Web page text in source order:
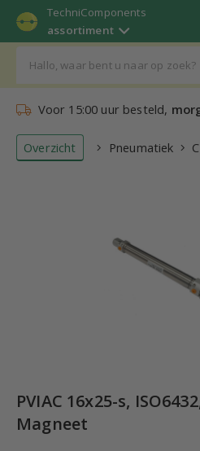
TechniComponents
assortiment
Voor 15:00 uur besteld,
Overzicht Pneumatiek
PVIAC 16x25-s,
Magneet